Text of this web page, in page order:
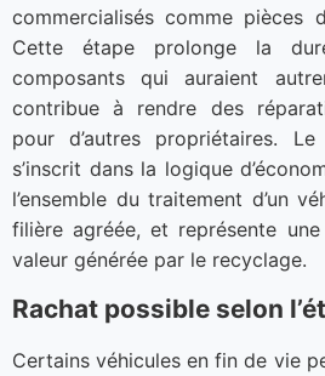
commercialisés comme pièces
Cette étape prolonge la
composants qui auraient
contribue à rendre des
pour d’autres propriétaires.
s’inscrit dans la logique
l’ensemble du traitement d’un
filière agréée, et représente
valeur générée par le recyclage.
Rachat possible selon
Certains véhicules en fin de vie